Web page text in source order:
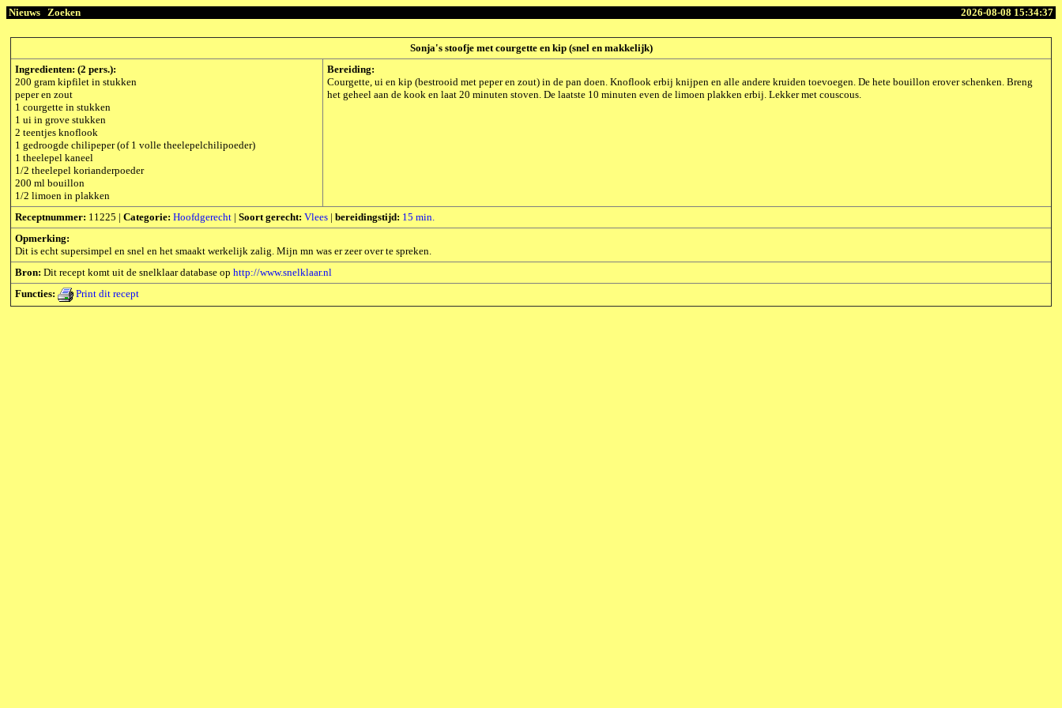
Nieuws Zoeken 2026-08-08 15:34:37
Sonja's stoofje met courgette en kip (snel en makkelijk)
Ingredienten: (2 pers.):
200 gram kipfilet in stukken
peper en zout
1 courgette in stukken
1 ui in grove stukken
2 teentjes knoflook
1 gedroogde chilipeper (of 1 volle theelepelchilipoeder)
1 theelepel kaneel
1/2 theelepel korianderpoeder
200 ml bouillon
1/2 limoen in plakken
Bereiding:
Courgette, ui en kip (bestrooid met peper en zout) in de pan doen. Knoflook erbij knijpen en alle andere kruiden toevoegen. De hete bouillon erover schenken. Breng
het geheel aan de kook en laat 20 minuten stoven. De laatste 10 minuten even de limoen plakken erbij. Lekker met couscous.
Receptnummer: 11225 | Categorie: Hoofdgerecht | Soort gerecht: Vlees | bereidingstijd: 15 min.
Opmerking:
Dit is echt supersimpel en snel en het smaakt werkelijk zalig. Mijn mn was er zeer over te spreken.
Bron: Dit recept komt uit de snelklaar database op http://www.snelklaar.nl
Functies:
Print dit recept